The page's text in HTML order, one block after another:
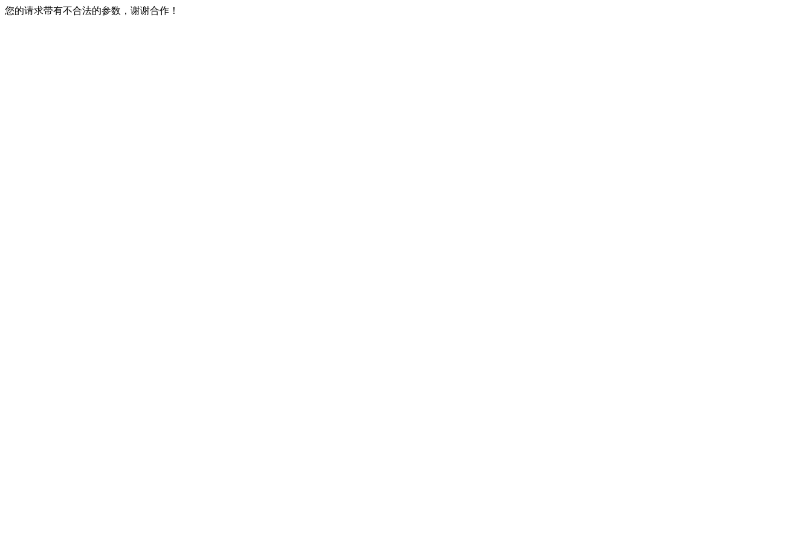
您的请求带有不合法的参数，谢谢合作！